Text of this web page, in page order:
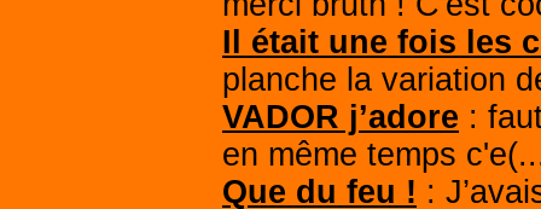
Il était une fois les
planche la variation
VADOR j’adore :
en même temps
Que du feu ! :